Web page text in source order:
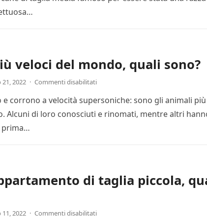
veloci del mondo, quali sono?
2022 · Commenti disabilitati
corrono a velocità supersoniche: sono gli animali più
Alcuni di loro conosciuti e rinomati, mentre altri
prima…
di taglia piccola,
2022 · Commenti disabilitati